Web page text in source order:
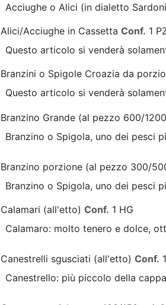
Acciughe o Alici (in dialetto
Alici/Acciughe in Cassetta Conf. 1
Questo articolo si venderà
Branzini o Spigole Croazia da
Questo articolo si venderà
Branzino Grande (al pezzo 600/
Branzino o Spigola, uno dei pesci
Branzino porzione (al pezzo 300/
Branzino o Spigola, uno dei pesci
Calamari (all'etto) Conf. 1 HG
Calamaro: molto tenero e dolce,
Canestrelli sgusciati (all'etto) Conf.
Canestrello: più piccolo della